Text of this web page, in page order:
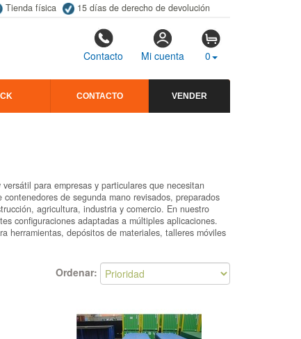
Tienda física 15 días de derecho de devolución
Contacto Mi cuenta 0
CONTACTO VENDER
para empresas y particulares que necesitan
de segunda mano revisados, preparados
agricultura, industria y comercio. En nuestro
configuraciones adaptadas a múltiples aplicaciones.
herramientas, depósitos de materiales, talleres móviles
Ordenar: